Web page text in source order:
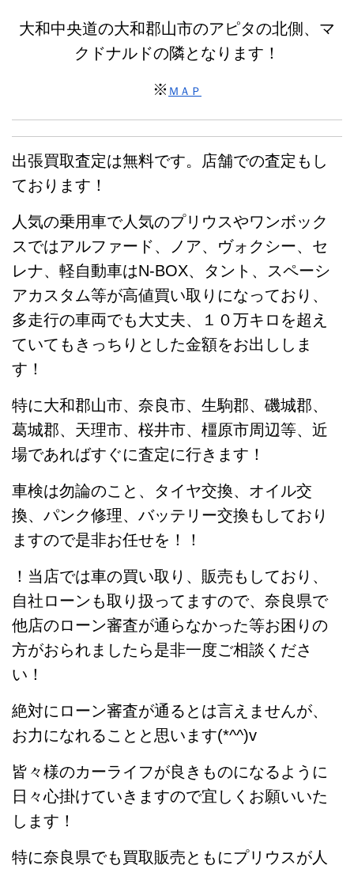
大和中央道の大和郡山市のアピタの北側、マ
クドナルドの隣となります！
※ ＭＡＰ
出張買取査定は無料です。店舗での査定もし
ております！
人気の乗用車で人気のプリウスやワンボック
スではアルファード、ノア、ヴォクシー、セ
レナ、軽自動車はN-BOX、タント、スペーシ
アカスタム等が高値買い取りになっており、
多走行の車両でも大丈夫、１０万キロを超え
ていてもきっちりとした金額をお出ししま
す！
特に大和郡山市、奈良市、生駒郡、磯城郡、
葛城郡、天理市、桜井市、橿原市周辺等、近
場であればすぐに査定に行きます！
車検は勿論のこと、タイヤ交換、オイル交
換、パンク修理、バッテリー交換もしており
ますので是非お任せを！！
！当店では車の買い取り、販売もしており、
自社ローンも取り扱ってますので、奈良県で
他店のローン審査が通らなかった等お困りの
方がおられましたら是非一度ご相談くださ
い！
絶対にローン審査が通るとは言えませんが、
お力になれることと思います(*^^)v
皆々様のカーライフが良きものになるように
日々心掛けていきますので宜しくお願いいた
します！
特に奈良県でも買取販売ともにプリウスが人